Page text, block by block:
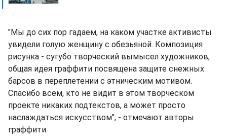
"Мы до сих пор гадаем, на каком участке активисты
увидели голую женщину с обезьяной. Композиция
рисунка - сугубо творческий вымысел художников,
общая идея граффити посвящена защите снежных
барсов в переплетении с этническим мотивом.
Спасибо всем, кто не видит в этом творческом
проекте никаких подтекстов, а может просто
наслаждаться искусством", - отмечают авторы
граффити.